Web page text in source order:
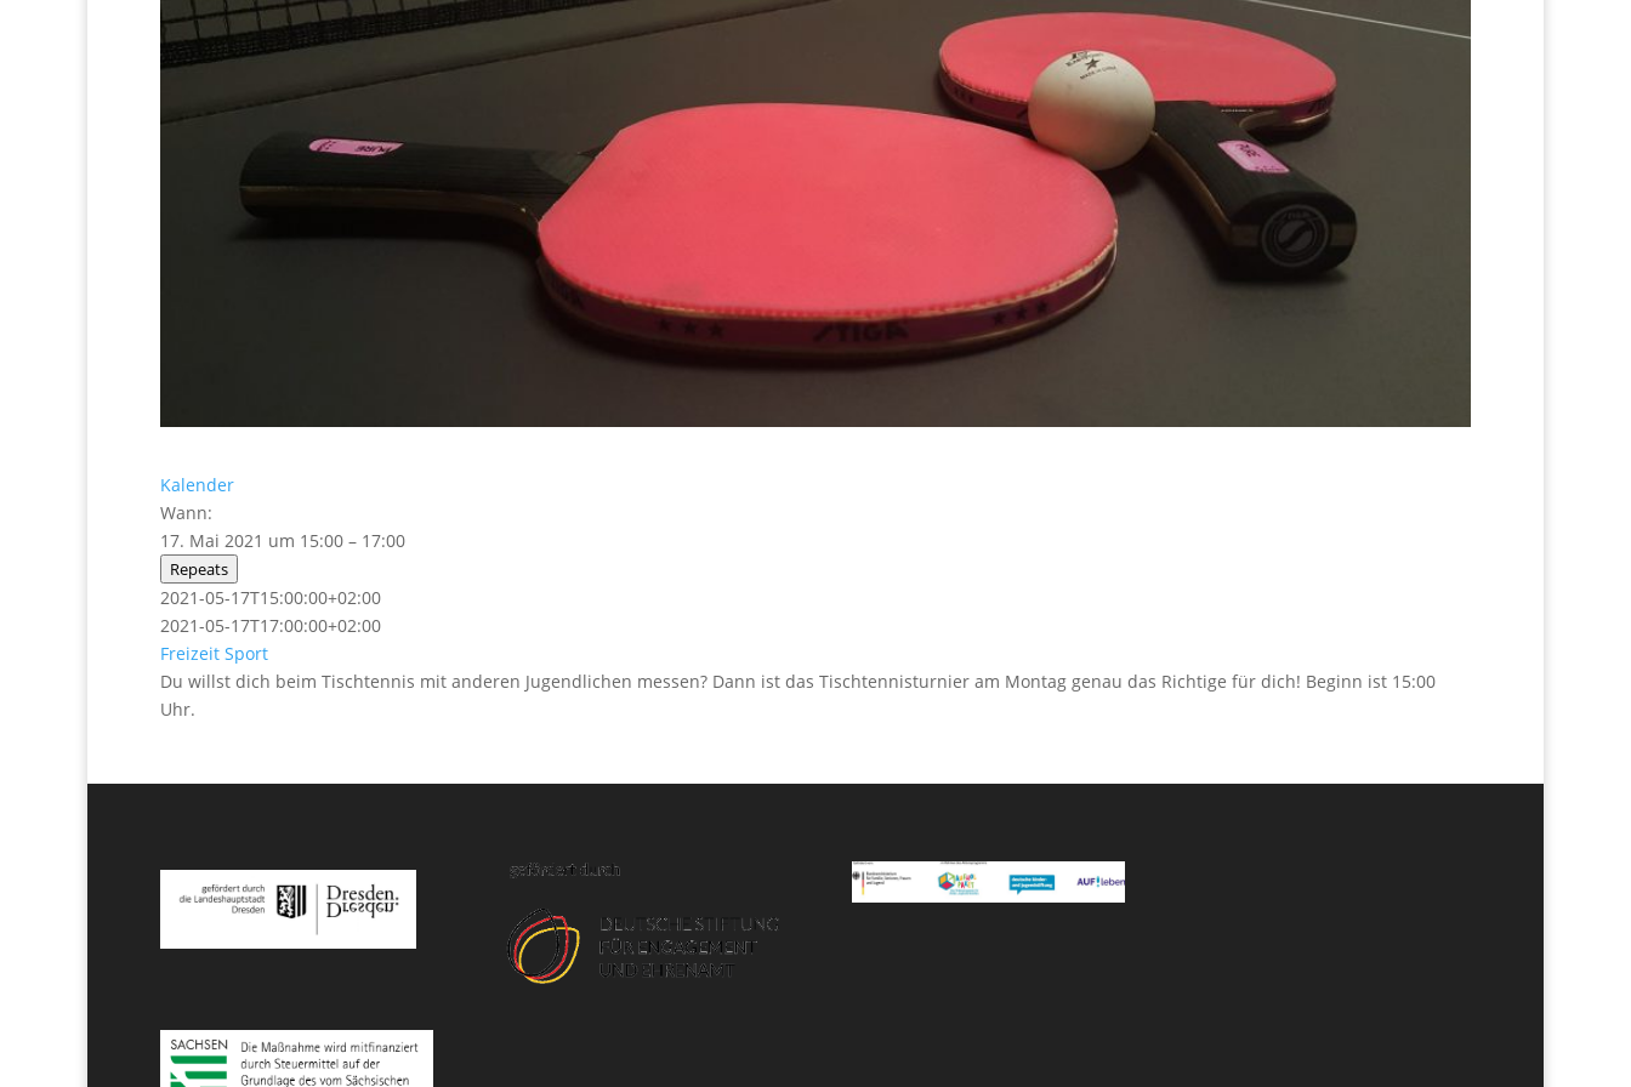
Kalender
Wann:
17. Mai 2021 um 15:00 – 17:00
Repeats
2021-05-17T15:00:00+02:00
2021-05-17T17:00:00+02:00
Freizeit Sport
Du willst dich beim Tischtennis mit anderen Jugendlichen messen? Dann ist das Tischtennisturnier am Montag genau das Richtige für dich! Beginn ist 15:00
Uhr.